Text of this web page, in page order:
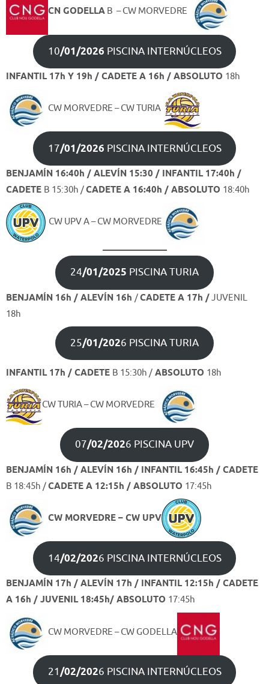
CN GODELLA B – CW MORVEDRE
10/01/2026 PISCINA INTERNÚCLEOS
INFANTIL 17h Y 19h / CADETE A 16h / ABSOLUTO 18h
CW MORVEDRE – CW TURIA
17/01/2026 PISCINA INTERNÚCLEOS
BENJAMÍN 16:40h / ALEVÍN 15:30 / INFANTIL 17:40h /
CADETE B 15:30h /CADETE A 16:40h / ABSOLUTO 18:40h
CW UPV A – CW MORVEDRE
24/01/2025 PISCINA TURIA
BENJAMÍN 16h / ALEVÍN 16h /CADETE A 17h /JUVENIL
18h
25/01/2026 PISCINA TURIA
INFANTIL 17h /CADETE B 15:30h / ABSOLUTO 18h
CW TURIA – CW MORVEDRE
07/02/2026 PISCINA UPV
BENJAMÍN 16h / ALEVÍN 16h / INFANTIL 16:45h /CADETE
B 18:45h /CADETE A 12:15h / ABSOLUTO 17:45h
CW MORVEDRE – CW UPV
14/02/2026 PISCINA INTERNÚCLEOS
BENJAMÍN 17h / ALEVÍN 17h / INFANTIL 12:15h /CADETE
A 16h / JUVENIL 18:45h/ ABSOLUTO 17:45h
CW MORVEDRE – CW GODELLA
21/02/2026 PISCINA INTERNÚCLEOS